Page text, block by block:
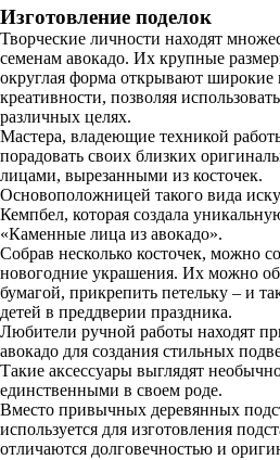
Изготовление поделок
Творческие личности находят
семенам авокадо. Их крупные
округлая форма открывают широкие
креативности, позволяя
различных целях.
Мастера, владеющие техникой
порадовать своих близких
лицами, вырезанными из косточек.
Основоположницей такого вида
Кемпбел, которая создала
«Каменные лица из авокадо».
Собрав несколько косточек, можно
новогодние украшения. Их можно
бумагой, прикрепить петельку – и
детей в преддверии праздника.
Любители ручной работы находят
авокадо для создания стильных
Такие аксессуары выглядят
единственными в своем роде.
Вместо привычных деревянных
используется для изготовления
отличаются долговечностью и